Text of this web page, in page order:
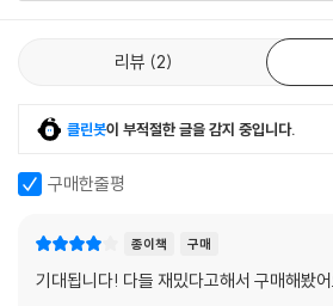
리뷰 2
클린봇이 부적절한 글을 감지 중입니다.
구매한줄평
종이책 구매
기대됩니다! 다들 재밌다고해서 구매해봤